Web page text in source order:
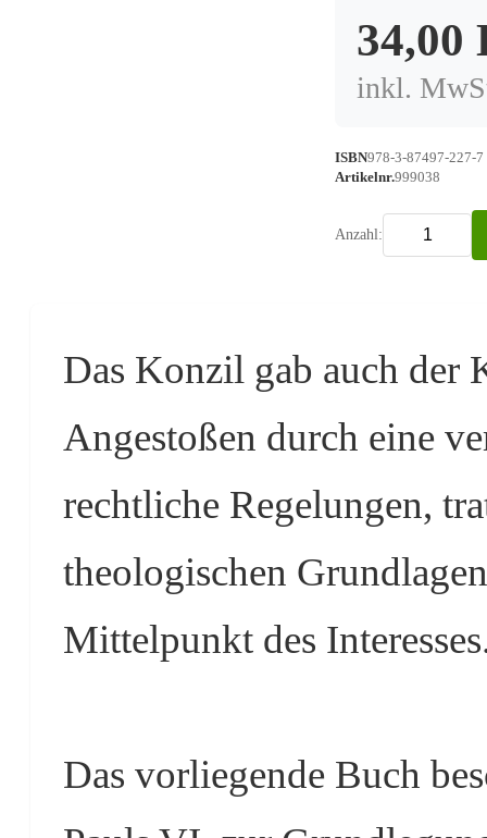
34,00
inkl.
ISBN978-3-87497-227-7
Artikelnr.999038
Anzahl:
Das Konzil gab auch der
Angestoßen durch eine
rechtliche Regelungen,
theologischen
Mittelpunkt des
Das vorliegende Buch